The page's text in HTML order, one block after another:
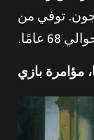
توفي من
مؤامرة بازي